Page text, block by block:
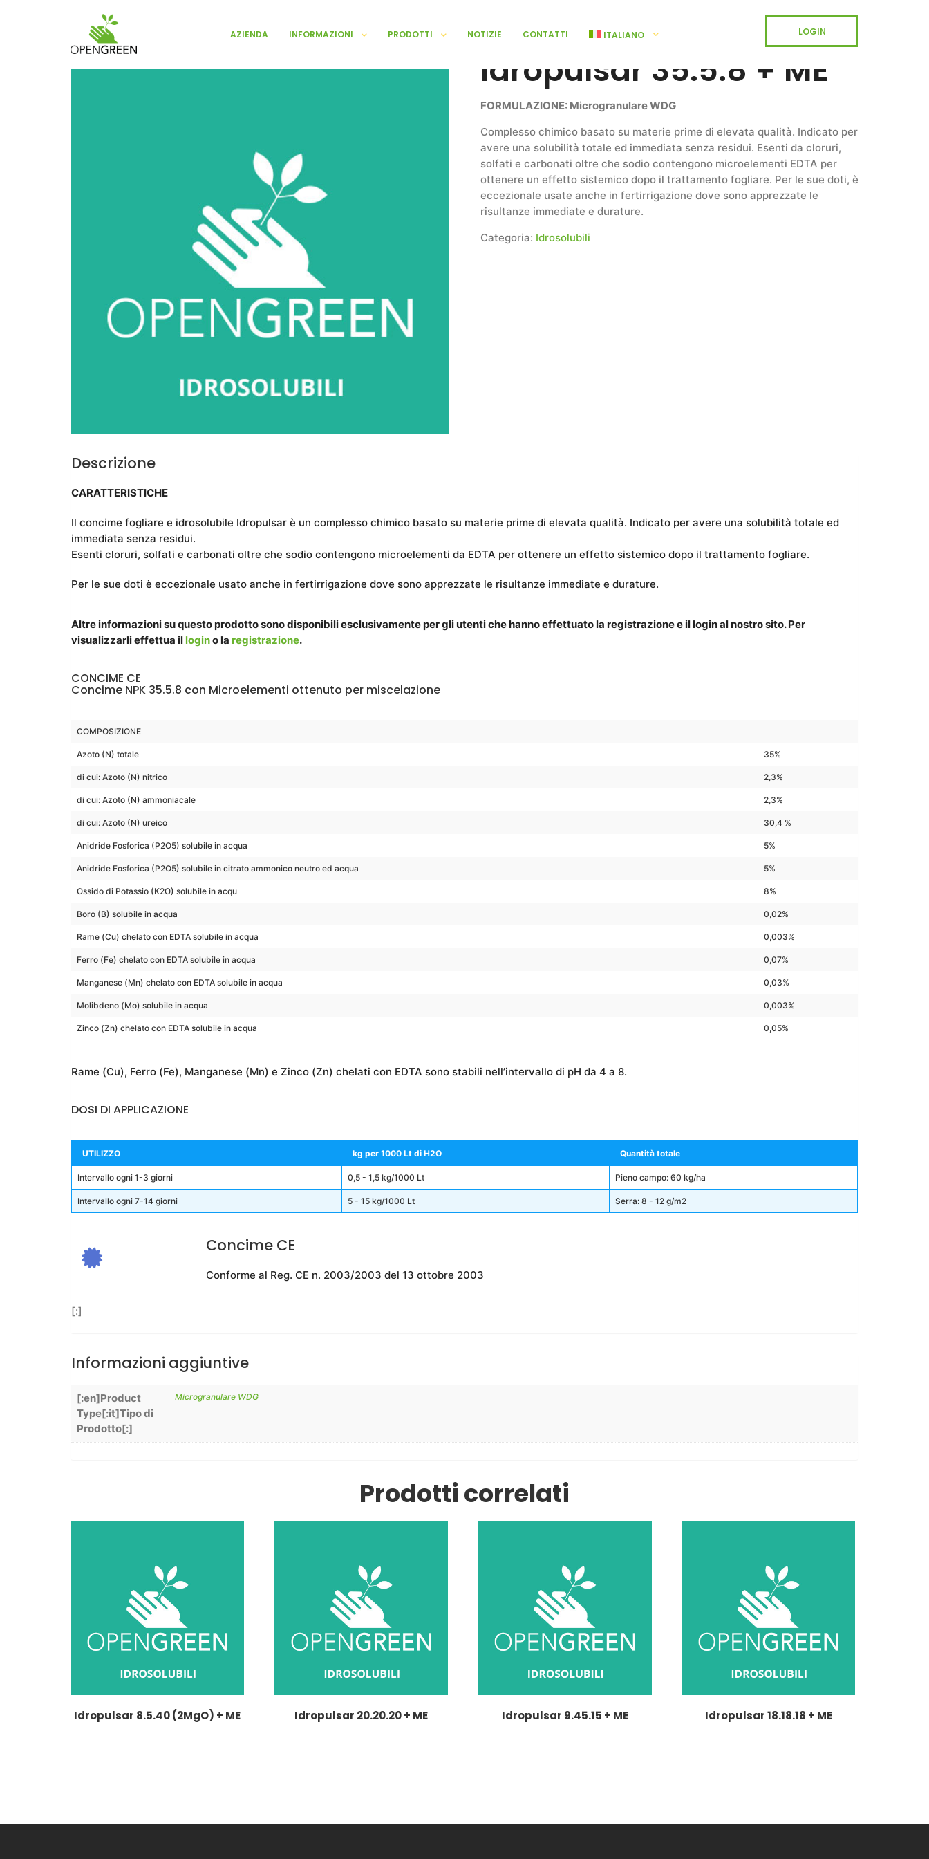
AZIENDA INFORMAZIONI PRODOTTI NOTIZIE CONTATTI ITALIANO LOGIN
Idropulsar 35.5.8 + ME
FORMULAZIONE: Microgranulare WDG
Complesso chimico basato su materie prime di elevata qualità. Indicato per
avere una solubilità totale ed immediata senza residui. Esenti da cloruri,
solfati e carbonati oltre che sodio contengono microelementi EDTA per
ottenere un effetto sistemico dopo il trattamento fogliare. Per le sue doti, è
eccezionale usate anche in fertirrigazione dove sono apprezzate le
risultanze immediate e durature.
Categoria: Idrosolubili
Descrizione
CARATTERISTICHE
Il concime fogliare e idrosolubile Idropulsar è un complesso chimico basato su materie prime di elevata qualità. Indicato per avere una solubilità totale ed
immediata senza residui.
Esenti cloruri, solfati e carbonati oltre che sodio contengono microelementi da EDTA per ottenere un effetto sistemico dopo il trattamento fogliare.
Per le sue doti è eccezionale usato anche in fertirrigazione dove sono apprezzate le risultanze immediate e durature.
Altre informazioni su questo prodotto sono disponibili esclusivamente per gli utenti che hanno effettuato la registrazione e il login al nostro sito. Per
visualizzarli effettua il logino la registrazione.
CONCIME CE
Concime NPK 35.5.8 con Microelementi ottenuto per miscelazione
COMPOSIZIONE
Azoto (N) totale 35%
di cui: Azoto (N) nitrico 2,3%
di cui: Azoto (N) ammoniacale 2,3%
di cui: Azoto (N) ureico 30,4 %
Anidride Fosforica (P2O5) solubile in acqua 5%
Anidride Fosforica (P2O5) solubile in citrato ammonico neutro ed acqua 5%
Ossido di Potassio (K2O) solubile in acqu 8%
Boro (B) solubile in acqua 0,02%
Rame (Cu) chelato con EDTA solubile in acqua 0,003%
Ferro (Fe) chelato con EDTA solubile in acqua 0,07%
Manganese (Mn) chelato con EDTA solubile in acqua 0,03%
Molibdeno (Mo) solubile in acqua 0,003%
Zinco (Zn) chelato con EDTA solubile in acqua 0,05%
Rame (Cu), Ferro (Fe), Manganese (Mn) e Zinco (Zn) chelati con EDTA sono stabili nell’intervallo di pH da 4 a 8.
DOSI DI APPLICAZIONE
UTILIZZO kg per 1000 Lt di H2O Quantità totale
Intervallo ogni 1-3 giorni 0,5 - 1,5 kg/1000 Lt Pieno campo: 60 kg/ha
Intervallo ogni 7-14 giorni 5 - 15 kg/1000 Lt Serra: 8 - 12 g/m2
Concime CE
Conforme al Reg. CE n. 2003/2003 del 13 ottobre 2003
[:]
Informazioni aggiuntive
[:en]Product
Type[:it]Tipo di
Prodotto[:]
Microgranulare WDG
Prodotti correlati
Idropulsar 8.5.40 (2MgO) + ME Idropulsar 20.20.20 + ME Idropulsar 9.45.15 + ME Idropulsar 18.18.18 + ME